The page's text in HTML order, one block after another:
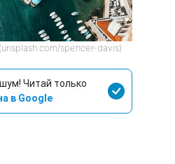
spencer-davis)
Читай только
в Google